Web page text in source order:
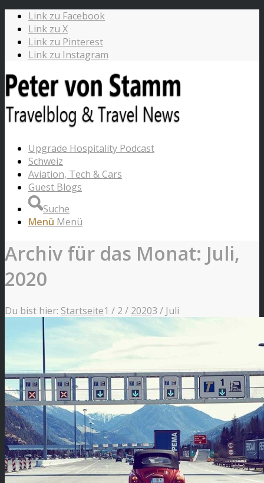
Link zu Facebook
Link zu X
Link zu Pinterest
Link zu Instagram
Upgrade Hospitality Podcast
Schweiz
Aviation, Tech & Cars
Guest Blogs
Suche
Menü Menü
Archiv für das Monat: Juli,
2020
Du bist hier: Startseite1 / 2 / 20203 / Juli